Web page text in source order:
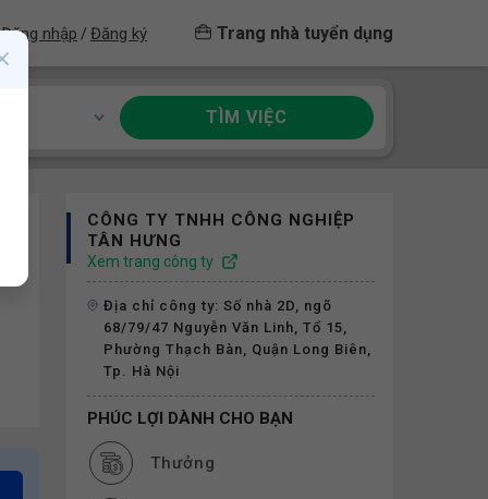
Đăng nhập / Đăng ký Trang nhà tuyển dụng
TÌM VIỆC
CÔNG TY TNHH CÔNG NGHIỆP
TÂN HƯNG
Xem trang công ty
Địa chỉ công ty: Số nhà 2D, ngõ
68/79/47 Nguyễn Văn Linh, Tổ 15,
Phường Thạch Bàn, Quận Long Biên,
Tp. Hà Nội
PHÚC LỢI DÀNH CHO BẠN
Thưởng